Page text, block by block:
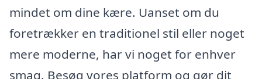
mindet om dine kære. Uanset om du
foretrækker en traditionel stil eller noget
mere moderne, har vi noget for enhver
smag. Besøg vores platform og gør dit